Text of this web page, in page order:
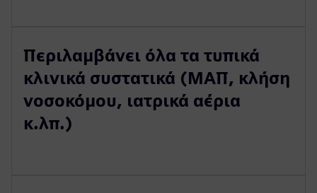
Περιλαμβάνει όλα τα τυπικά
κλινικά συστατικά (ΜΑΠ, κλήση
νοσοκόμου, ιατρικά αέρια
κ.λπ.)